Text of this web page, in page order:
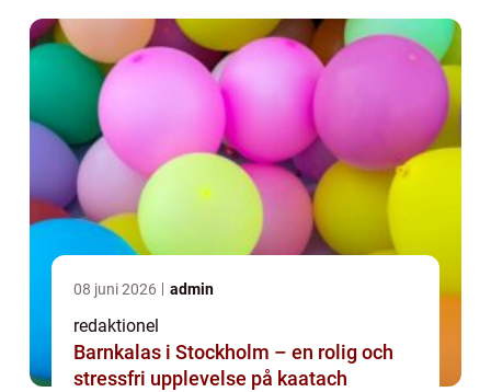
08 juni 2026 admin
redaktionel
Barnkalas i Stockholm – en rolig och
stressfri upplevelse på kaatach